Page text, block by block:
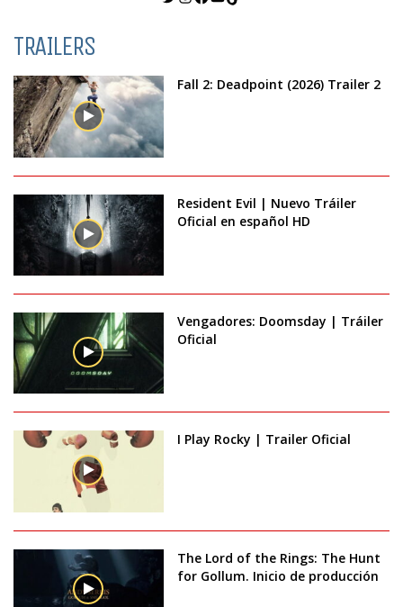
TRAILERS
Fall 2: Deadpoint (2026) Trailer 2
Resident Evil | Nuevo Tráiler
Oficial en español HD
Vengadores: Doomsday | Tráiler
Oficial
I Play Rocky | Trailer Oficial
The Lord of the Rings: The Hunt
for Gollum. Inicio de producción